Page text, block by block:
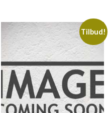
Tilbud!